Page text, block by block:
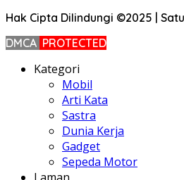
Hak Cipta Dilindungi ©2025 |
DMCA PROTECTED
Kategori
Mobil
Arti Kata
Sastra
Dunia Kerja
Gadget
Sepeda Motor